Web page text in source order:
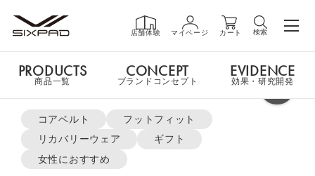
店舗体験 マイページ カート 検索
PRODUCTS商品一覧
GIFT ギフト
よく検索されているキーワード
コアベルト
フットフィット
リカバリーウェア
ギフト
女性におすすめ
PRODUCTS
商品一覧
CONCEPT
ブランドコンセプト
EVIDENCE
効果・研究開発
EMS Foot Fit Foot Fit 3（フットフィット3）
機能 技術 ギフト 価格 よくある質問